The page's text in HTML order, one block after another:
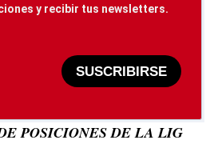
y recibir tus newsletters.
SUSCRIBIRSE
POSICIONES DE LA LIG